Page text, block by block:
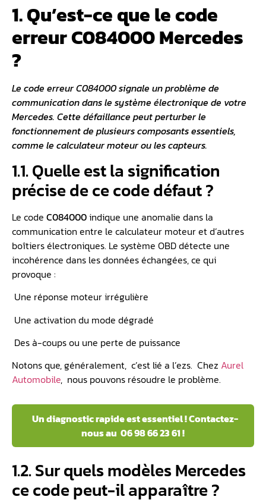
1. Qu’est-ce que le code
erreur C084000 Mercedes
?
Le code erreur C084000 signale un problème de
communication dans le système électronique de votre
Mercedes. Cette défaillance peut perturber le
fonctionnement de plusieurs composants essentiels,
comme le calculateur moteur ou les capteurs.
1.1. Quelle est la signification
précise de ce code défaut ?
Le code C084000indique une anomalie dans la
communication entre le calculateur moteur et d’autres
boîtiers électroniques. Le système OBD détecte une
incohérence dans les données échangées, ce qui
provoque :
️ Une réponse moteur irrégulière
️ Une activation du mode dégradé
️ Des à-coups ou une perte de puissance
Notons que, généralement, c’est lié a l’ezs. Chez Aurel
Automobile, nous pouvons résoudre le problème.
️ Un diagnostic rapide est essentiel ! Contactez-
nous au 06 98 66 23 61 !
1.2. Sur quels modèles Mercedes
ce code peut-il apparaître ?